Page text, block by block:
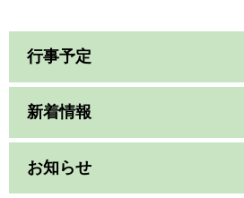
行事予定
新着情報
お知らせ